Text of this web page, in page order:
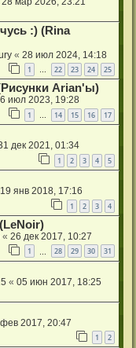
:) (Rina
« 28 июл 2024, 14:18
1 … 22 23 24 25
Arian'ы)
июл 2023, 19:28
1 … 14 15 16 17
дек 2021, 01:34
1 2 3 4 5
19 янв 2018, 17:16
1 2 3 4
« 26 дек 2017, 10:27
1 28 29 30 31
« 05 июн 2017, 18:25
2017, 20:47
1 2